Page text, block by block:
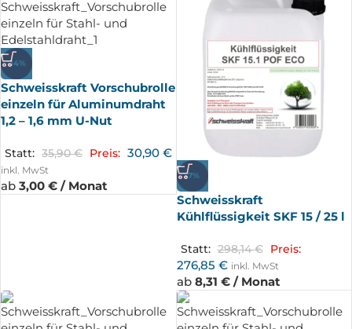
-14%
Schweisskraft Vorschubrolle
einzeln für Aluminumdraht
1,2 – 1,6 mm U-Nut
Statt: 35,90€ Preis: 30,90 €
inkl. MwSt
ab 3,00 € / Monat
-7%
Schweisskraft
Kühlflüssigkeit SKF 15 / 25 l
Statt: 298,14€ Preis:
276,85 € inkl. MwSt
ab 8,31 € / Monat